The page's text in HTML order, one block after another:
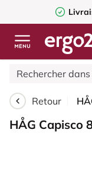
Retour
HÅG Capisco